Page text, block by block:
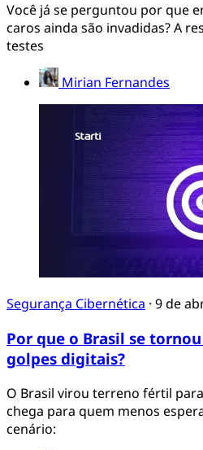
Você já se perguntou por que
caros ainda são invadidas? A
testes
Mirian Fernandes
Segurança Cibernética · 9 de
Por que o Brasil se
golpes digitais?
O Brasil virou terreno fértil
chega para quem menos
cenário: